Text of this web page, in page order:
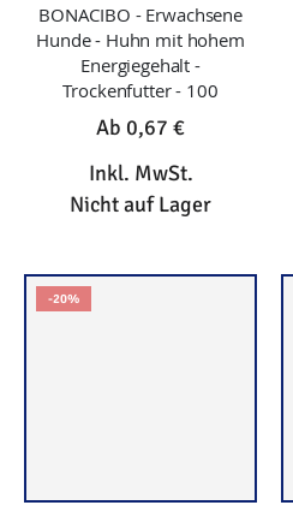
BONACIBO - Erwachsene
Hunde - Huhn mit hohem
Energiegehalt -
Trockenfutter - 100
Ab 0,67 €
Inkl. MwSt.
Nicht auf Lager
-20%